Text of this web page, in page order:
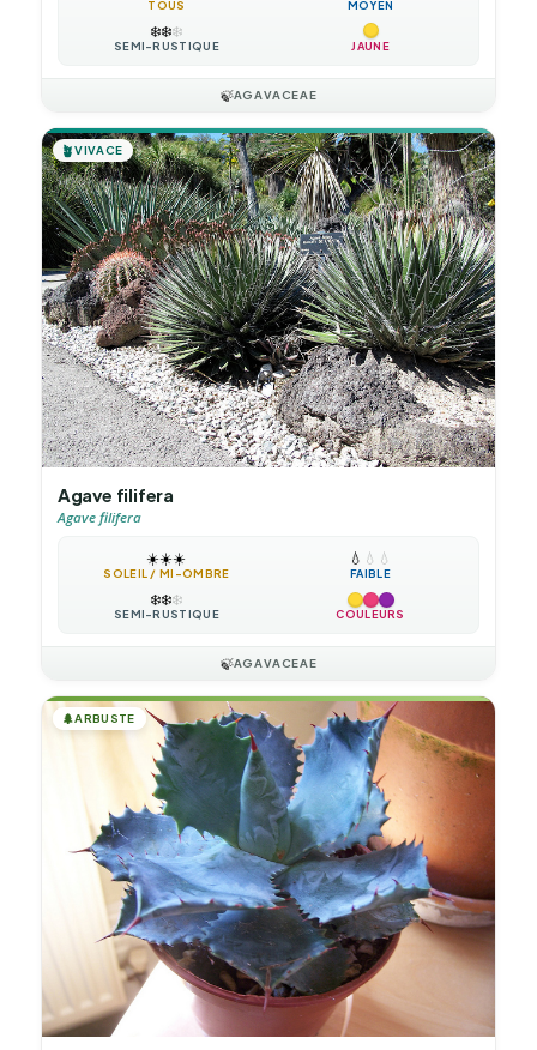
TOUS MOYEN
❄️❄️❄️
SEMI-RUSTIQUE JAUNE
🍃AGAVACEAE
🪴VIVACE
Agave filifera
Agave filifera
☀️☀️☀️
SOLEIL / MI-OMBRE
💧 💧 💧
FAIBLE
❄️❄️❄️
SEMI-RUSTIQUE COULEURS
🍃AGAVACEAE
🌲ARBUSTE